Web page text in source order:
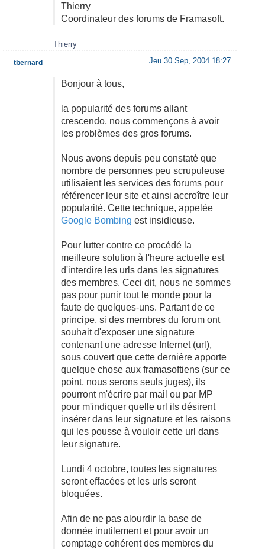
Thierry
Coordinateur des forums de Framasoft.
Thierry
Jeu 30 Sep, 2004 18:27
Bonjour à tous,
la popularité des forums allant
crescendo, nous commençons à avoir
les problèmes des gros forums.
Nous avons depuis peu constaté que
nombre de personnes peu scrupuleuse
utilisaient les services des forums pour
référencer leur site et ainsi accroître leur
popularité. Cette technique, appelée
Google Bombing est insidieuse.
Pour lutter contre ce procédé la
meilleure solution à l'heure actuelle est
d'interdire les urls dans les signatures
des membres. Ceci dit, nous ne sommes
pas pour punir tout le monde pour la
faute de quelques-uns. Partant de ce
principe, si des membres du forum ont
souhait d'exposer une signature
contenant une adresse Internet (url),
sous couvert que cette dernière apporte
quelque chose aux framasoftiens (sur ce
point, nous serons seuls juges), ils
pourront m'écrire par mail ou par MP
pour m'indiquer quelle url ils désirent
insérer dans leur signature et les raisons
qui les pousse à vouloir cette url dans
leur signature.
Lundi 4 octobre, toutes les signatures
seront effacées et les urls seront
bloquées.
Afin de ne pas alourdir la base de
donnée inutilement et pour avoir un
comptage cohérent des membres du
tbernard